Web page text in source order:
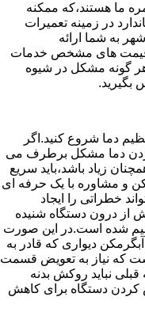
ما هستند،که ممکنه
در زمینه تعمیرات
به شما ارائه
و قیمت های مشخص خدمات
گونه مشکل در شیوه
بگیرید.
دما شروع کنید.اگر
دما مشکل برطرف می
زیاد باشد،باید سریع
و مشاوره با یک حرفه ای
خطراتی را ایجاد
از درون دستگاه شنیده
شده است.در این صورت
دیواری که قادر به
که نیاز به تعویض قسمت
نباید روکش بدنه
کردن دستگاه برای کاهش